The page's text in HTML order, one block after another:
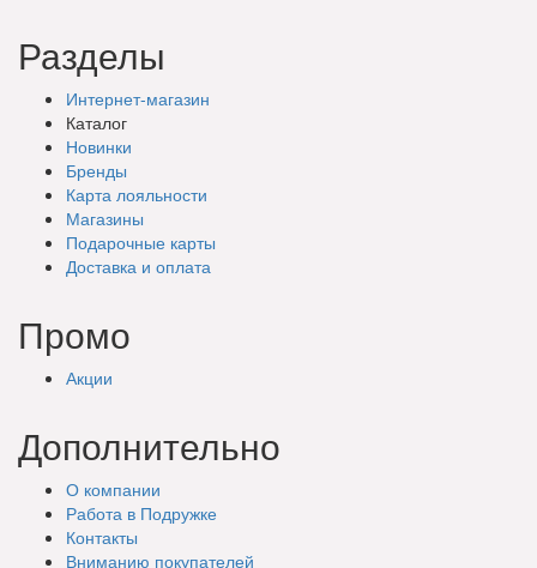
Разделы
Интернет-магазин
Каталог
Новинки
Бренды
Карта лояльности
Магазины
Подарочные карты
Доставка и оплата
Промо
Акции
Дополнительно
О компании
Работа в Подружке
Контакты
Вниманию покупателей